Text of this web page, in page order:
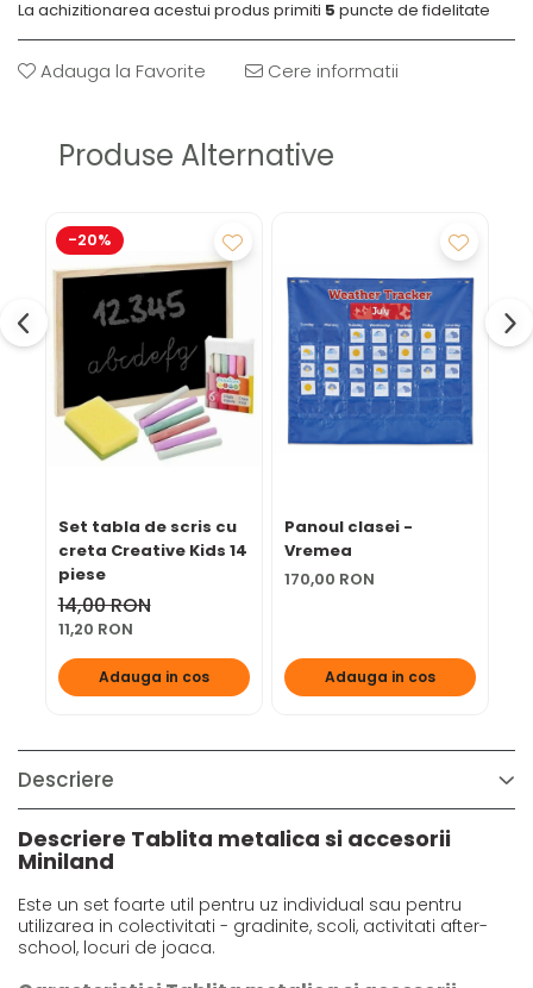
La achizitionarea acestui produs primiti 5 puncte de fidelitate
Adauga la Favorite Cere informatii
Produse Alternative
-20%
Set tabla de scris cu
creta Creative Kids 14
piese
14,00 RON
11,20 RON
Adauga in cos
Panoul clasei -
Vremea
170,00 RON
Adauga in cos
Descriere
Descriere Tablita metalica si accesorii
Miniland
Este un set foarte util pentru uz individual sau pentru
utilizarea in colectivitati - gradinite, scoli, activitati after-
school, locuri de joaca.